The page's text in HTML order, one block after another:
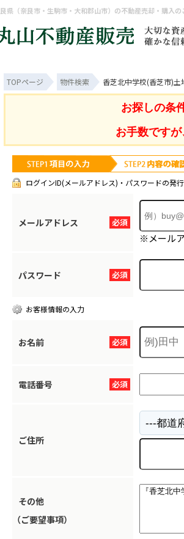
県（奈良市・生駒市・大和郡山市）の不動産売却・購入
TOPページ 物件検索 香芝北中学校(香芝市)
お探しの条
お手数ですが
ログインID(メールアドレス)・パスワードの発行
必須
メールアドレス
※メール
必須
パスワード
お客様情報の入力
必須
お名前
必須
電話番号
ご住所
その他
（ご要望事項）